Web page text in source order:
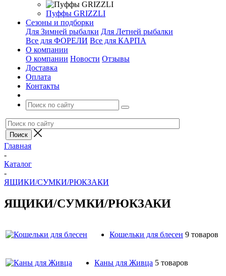
Пуффы GRIZZLI
Сезоны и подборки
Для Зимней рыбалки Для Летней рыбалки
Все для ФОРЕЛИ Все для КАРПА
О компании
О компании Новости Отзывы
Доставка
Оплата
Контакты
Главная
-
Каталог
-
ЯЩИКИ/СУМКИ/РЮКЗАКИ
ЯЩИКИ/СУМКИ/РЮКЗАКИ
Кошельки для блесен 9 товаров
Каны для Живца 5 товаров